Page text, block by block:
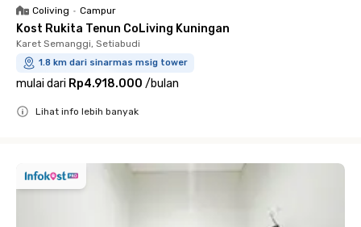
Coliving • Campur
Kost Rukita Tenun CoLiving Kuningan
Karet Semanggi, Setiabudi
1.8 km dari sinarmas msig tower
mulai dari Rp4.918.000 /bulan
Lihat info lebih banyak